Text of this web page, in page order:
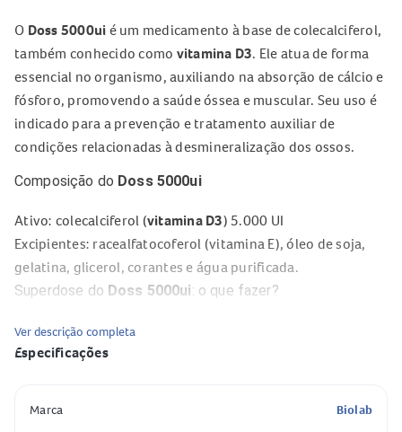
O Doss 5000ui é um medicamento à base de colecalciferol,
também conhecido como vitamina D3. Ele atua de forma
essencial no organismo, auxiliando na absorção de cálcio e
fósforo, promovendo a saúde óssea e muscular. Seu uso é
indicado para a prevenção e tratamento auxiliar de
condições relacionadas à desmineralização dos ossos.
Composição do Doss 5000ui
Ativo: colecalciferol (vitamina D3) 5.000 UI
Excipientes: racealfatocoferol (vitamina E), óleo de soja,
gelatina, glicerol, corantes e água purificada.
Superdose do Doss 5000ui: o que fazer?
A ingestão de quantidade maior que a indicada pode
causar sintomas como náuseas, vômitos, fadiga, fraqueza,
Ver descrição completa
Especificações
Marca Biolab